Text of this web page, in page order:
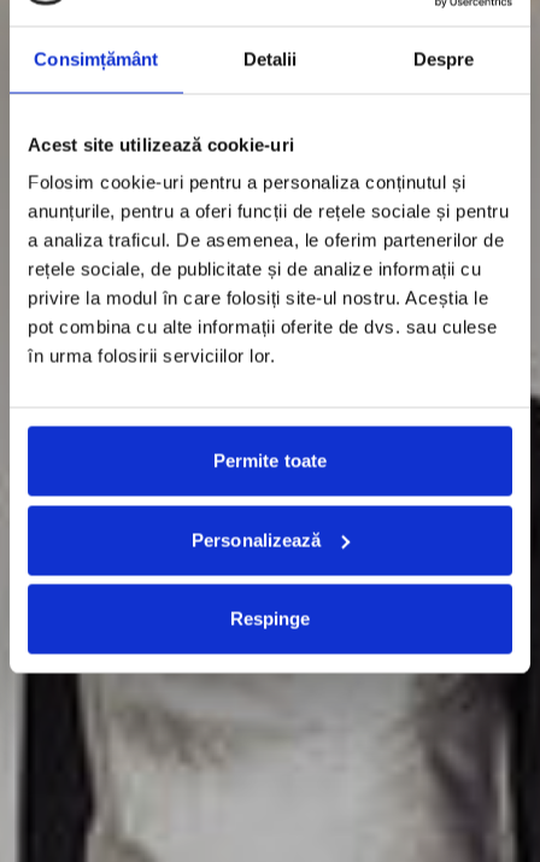
Consimțământ Detalii Despre
Acest site utilizează cookie-uri
Folosim cookie-uri pentru a personaliza conținutul și
anunțurile, pentru a oferi funcții de rețele sociale și pentru
a analiza traficul. De asemenea, le oferim partenerilor de
rețele sociale, de publicitate și de analize informații cu
privire la modul în care folosiți site-ul nostru. Aceștia le
pot combina cu alte informații oferite de dvs. sau culese
în urma folosirii serviciilor lor.
Permite toate
Personalizează
Respinge